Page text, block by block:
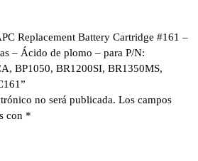
Replacement Battery Cartridge #161 –
– Ácido de plomo – para P/N:
BP1050, BR1200SI, BR1350MS,
no será publicada. Los campos
con *